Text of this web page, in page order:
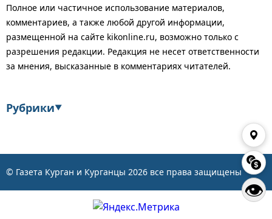
👁
Полное или частичное использование материалов,
комментариев, а также любой другой информации,
размещенной на сайте kikonline.ru, возможно только с
разрешения редакции. Редакция не несет ответственности
за мнения, высказанные в комментариях читателей.
Рубрики▼
События
© Газета Курган и Курганцы 2026 все права защищены